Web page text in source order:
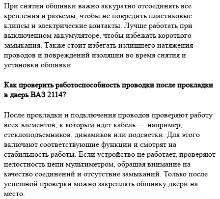
При снятии обшивки важно аккуратно отсоединять все
крепления и разъемы, чтобы не повредить пластиковые
клипсы и электрические контакты. Лучше работать при
выключенном аккумуляторе, чтобы избежать короткого
замыкания. Также стоит избегать излишнего натяжения
проводов и повреждений изоляции во время снятия и
установки обшивки.
Как проверить работоспособность проводки после прокладки
в дверь ВАЗ 2114?
После прокладки и подключения проводов проверяют работу
всех элементов, к которым идет кабель — например,
стеклоподъемников, динамиков или подсветки. Для этого
включают соответствующие функции и смотрят на
стабильность работы. Если устройство не работает, проверяют
целостность цепи мультиметром, обращая внимание на
качество соединений и отсутствие замыканий. Только после
успешной проверки можно закреплять обшивку двери на
место.